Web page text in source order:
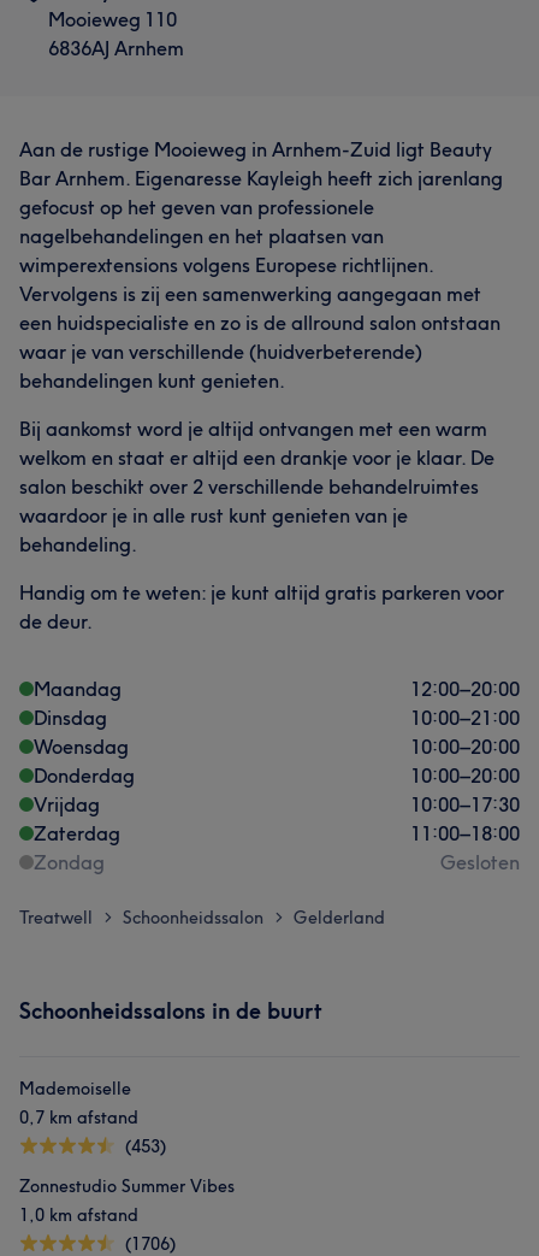
Deskundig 27 Vakkundig 23 Professioneel 21
Vriendelijk 16
Mooieweg 110
6836AJ Arnhem
Aan de rustige Mooieweg in Arnhem-Zuid ligt Beauty
Bar Arnhem. Eigenaresse Kayleigh heeft zich jarenlang
gefocust op het geven van professionele
nagelbehandelingen en het plaatsen van
wimperextensions volgens Europese richtlijnen.
Vervolgens is zij een samenwerking aangegaan met
een huidspecialiste en zo is de allround salon ontstaan
waar je van verschillende (huidverbeterende)
behandelingen kunt genieten.
Bij aankomst word je altijd ontvangen met een warm
welkom en staat er altijd een drankje voor je klaar. De
salon beschikt over 2 verschillende behandelruimtes
waardoor je in alle rust kunt genieten van je
behandeling.
Handig om te weten: je kunt altijd gratis parkeren voor
de deur.
Maandag 12:00–20:00
Dinsdag
10:00–21:00
Woensdag
10:00–20:00
Donderdag
10:00–20:00
Vrijdag
10:00–17:30
Zaterdag
11:00–18:00
Zondag
Gesloten
Treatwell > Schoonheidssalon > Gelderland
Schoonheidssalons in de buurt
Mademoiselle
0,7 km afstand
(453)
Zonnestudio Summer Vibes
1,0 km afstand
(1706)